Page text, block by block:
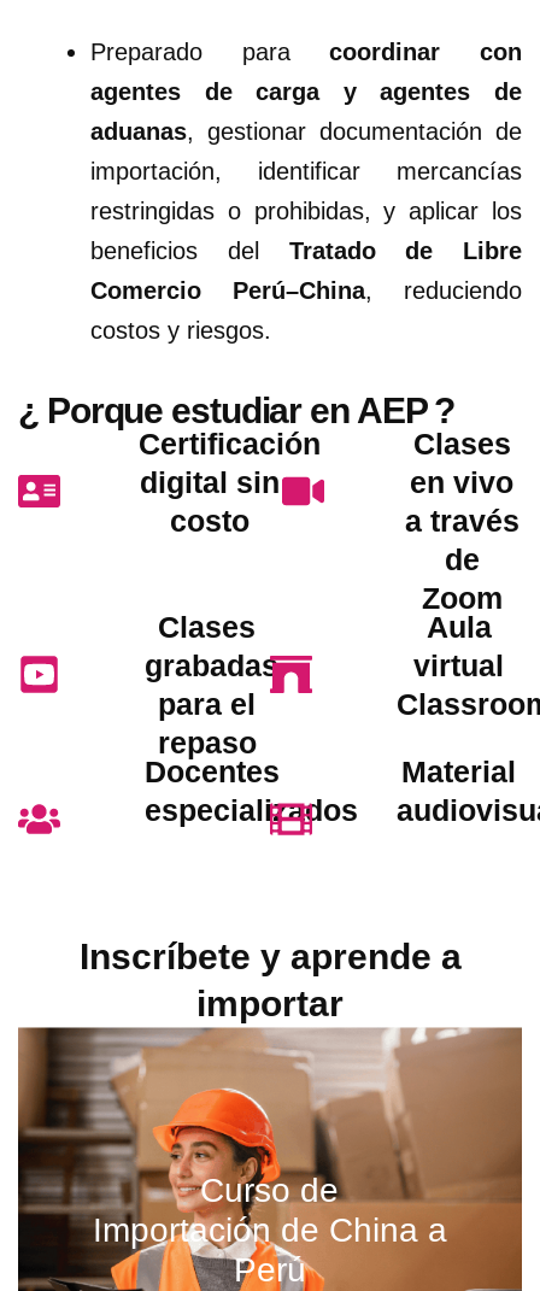
Preparado paracoordinar con
agentes de carga y agentes de
aduanas, gestionar documentación de
importación, identificar mercancías
restringidas o prohibidas, y aplicar los
beneficios del Tratado de Libre
Comercio Perú–China, reduciendo
costos y riesgos.
¿ Porque estudiar en AEP ?
Certificación
digital sin
costo
Clases
en vivo
a través
de
Zoom
Clases
grabadas
para el
repaso
Aula
virtual
Docentes
especializados
Material
Inscríbete y aprende a
importar
Curso de
Importación de China a
Perú